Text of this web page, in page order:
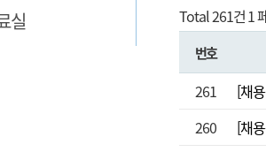
실
Total 261건1
번호
261
[채
260
[채